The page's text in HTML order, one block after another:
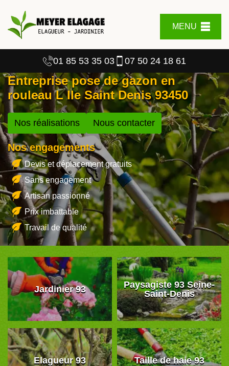
MENU
01 85 53 35 03 07 50 24 18 61
Entreprise pose de gazon en
rouleau L Ile Saint Denis 93450
Nos réalisations Nous contacter
Nos engagements
Devis et déplacement gratuits
Sans engagement
Artisan passionné
Prix imbattable
Travail de qualité
Jardinier 93
Paysagiste 93 Seine-
Saint-Denis
Elagueur 93 Taille de haie 93